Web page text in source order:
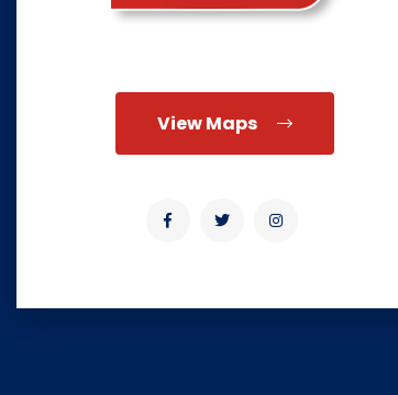
View Maps